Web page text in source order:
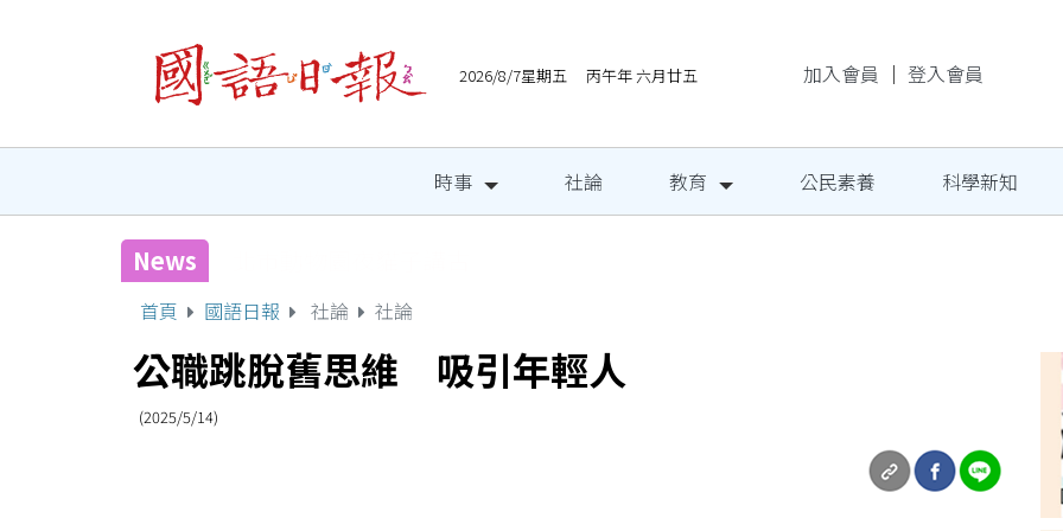
2026/8/7星期五 丙午年 六月廿五 加入會員 ｜ 登入會員
時事 社論 教育 公民素養 科學新知
News
首頁 國語日報 社論 社論
公職跳脫舊思維 吸引年輕人
(2025/5/14)